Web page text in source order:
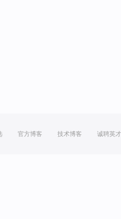
官方博客 技术博客 诚聘英才